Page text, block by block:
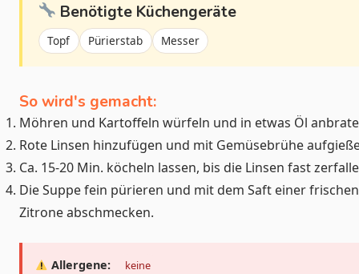
Benötigte Küchengeräte
Topf Pürierstab Messer
So wird's gemacht:
Möhren und Kartoffeln würfeln und in etwas Öl
Rote Linsen hinzufügen und mit Gemüsebrühe
Ca. 15-20 Min. köcheln lassen, bis die Linsen fast
Die Suppe fein pürieren und mit dem Saft einer frischen
Zitrone abschmecken.
Allergene: keine